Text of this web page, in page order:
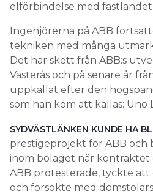
elförbindelse med fastlandet
Ingenjörerna på ABB
tekniken med många
Det har skett från ABB:s
Västerås och på senare år
uppkallat efter den
som han kom att kallas: Uno
SYDVÄSTLÄNKEN KUNDE HA
prestigeprojekt för ABB och
inom bolaget när kontraktet
ABB protesterade, tyckte att
och försökte med